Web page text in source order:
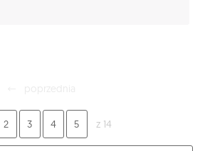
2 3 4 5 z 14